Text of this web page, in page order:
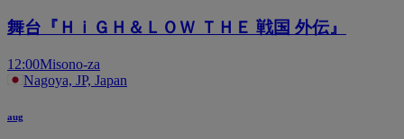
舞台『ＨｉＧＨ＆ＬＯＷ ＴＨＥ 戦国 外伝』
12:00Misono-za
Nagoya, JP, Japan
aug